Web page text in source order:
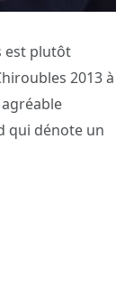
est plutôt
2013 à
qui dénote un